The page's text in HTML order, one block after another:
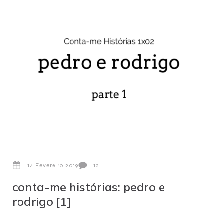
14 Fevereiro 2019 12
conta-me histórias: pedro e
rodrigo [1]